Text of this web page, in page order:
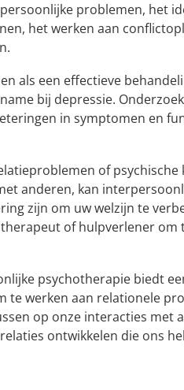
problemen, het
het werken aan
als een effectieve
bij depressie.
in symptomen en
of
anderen, kan
zijn om uw welzijn te
of hulpverlener om
psychotherapie biedt
te werken aan relationele
op onze interacties met
ontwikkelen die ons